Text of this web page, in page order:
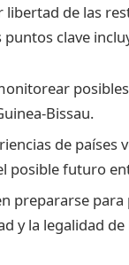
de las
clave
Bissau.
de
posible futuro
prepararse
y la legalidad